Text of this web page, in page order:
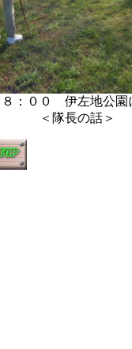
８：００ 伊左地公
＜隊長の話＞